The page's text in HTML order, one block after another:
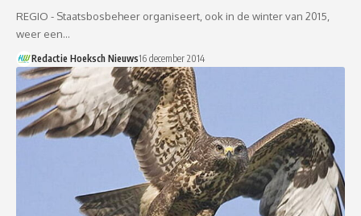
REGIO - Staatsbosbeheer organiseert, ook in de winter van 2015,
weer een…
Redactie Hoeksch Nieuws16 december 2014